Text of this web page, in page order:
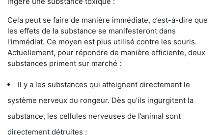
Cela peut se faire de manière immédiate, c’est-à-dire que
les effets de la substance se manifesteront dans
l'immédiat. Ce moyen est plus utilisé contre les souris.
Actuellement, pour répondre de manière efficiente, deux
substances priment sur marché :
Il y a les substances qui atteignent directement le
système nerveux du rongeur. Dès qu’ils ingurgitent la
substance, les cellules nerveuses de l’animal sont
directement détruites ;